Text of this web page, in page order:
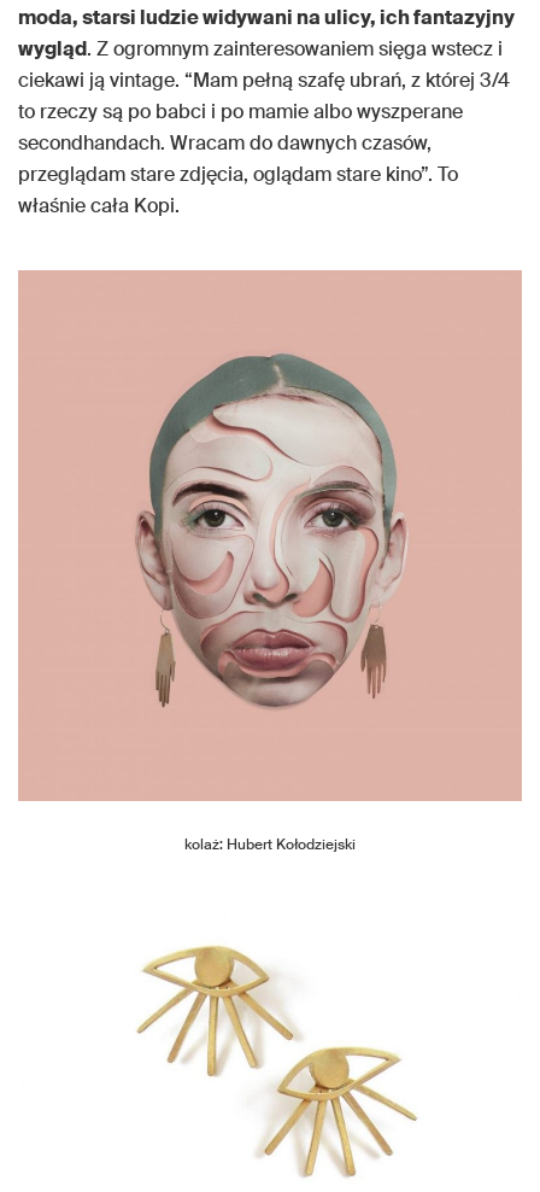
moda, starsi ludzie widywani na ulicy, ich fantazyjny
wygląd. Z ogromnym zainteresowaniem sięga wstecz i
ciekawi ją vintage. “Mam pełną szafę ubrań, z której 3/4
to rzeczy są po babci i po mamie albo wyszperane
secondhandach. Wracam do dawnych czasów,
przeglądam stare zdjęcia, oglądam stare kino”. To
właśnie cała Kopi.
kolaż: Hubert Kołodziejski